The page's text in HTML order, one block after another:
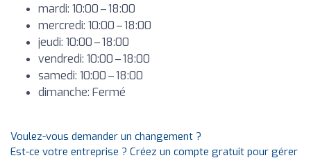
mardi: 10:00 – 18:00
mercredi: 10:00 – 18:00
jeudi: 10:00 – 18:00
vendredi: 10:00 – 18:00
samedi: 10:00 – 18:00
dimanche: Fermé
Voulez-vous demander un changement ?
Est-ce votre entreprise ? Créez un compte gratuit pour gérer